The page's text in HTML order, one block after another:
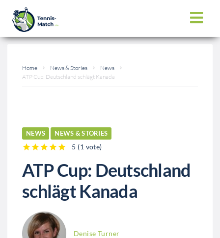
Home News & Stories
News
ATP Cup: Deutschland schlägt Kanada
NEWS NEWS & STORIES
5 (1 vote)
ATP Cup: Deutschland
schlägt Kanada
Denise Turner